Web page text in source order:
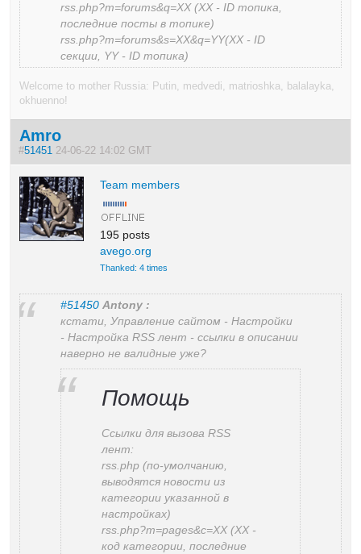
rss.php?m=forums&q=XX (XX - ID топика,
последние посты в топике)
rss.php?m=forums&s=XX&q=YY(XX - ID
секции, YY - ID топика)
Welcome to mother Russia: Putin, medvedi, matrioshka, balalayka,
okhuenno!
Amro
#51451 24-06-22 14:02 GMT
Team members
195 posts
avego.org
Thanked: 4 times
#51450 Antony :
кстати, Управление сайтом - Настройки
- Настройка RSS лент - ссылки в описании
наверно не валидные уже?
Помощь
Ссылки для вызова RSS
лент:
rss.php (по-умолчанию,
выводятся новости из
категории указанной в
настройках)
rss.php?m=pages&c=XX (XX -
код категории, последние